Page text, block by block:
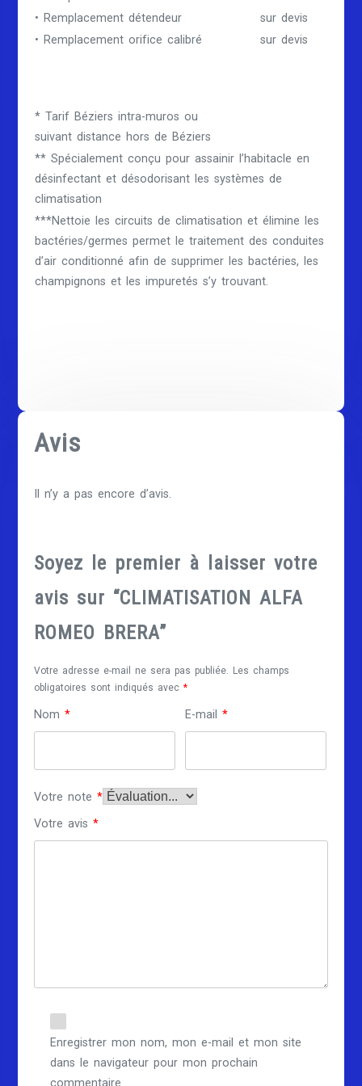
• Remplacement détendeur
sur devis
• Remplacement orifice calibré
sur devis
* Tarif Béziers intra-muros ou
suivant distance hors de Béziers
** Spécialement conçu pour assainir l’habitacle en
désinfectant et désodorisant les systèmes de
climatisation
***Nettoie les circuits de climatisation et élimine les
bactéries/germes permet le traitement des conduites
d’air conditionné afin de supprimer les bactéries, les
champignons et les impuretés s’y trouvant.
Avis
Il n’y a pas encore d’avis.
Soyez le premier à laisser votre
avis sur “CLIMATISATION ALFA
ROMEO BRERA”
Votre adresse e-mail ne sera pas publiée.
Les champs
obligatoires sont indiqués avec*
Nom* E-mail*
Votre note*
Votre avis*
Enregistrer mon nom, mon e-mail et mon site
dans le navigateur pour mon prochain
commentaire.